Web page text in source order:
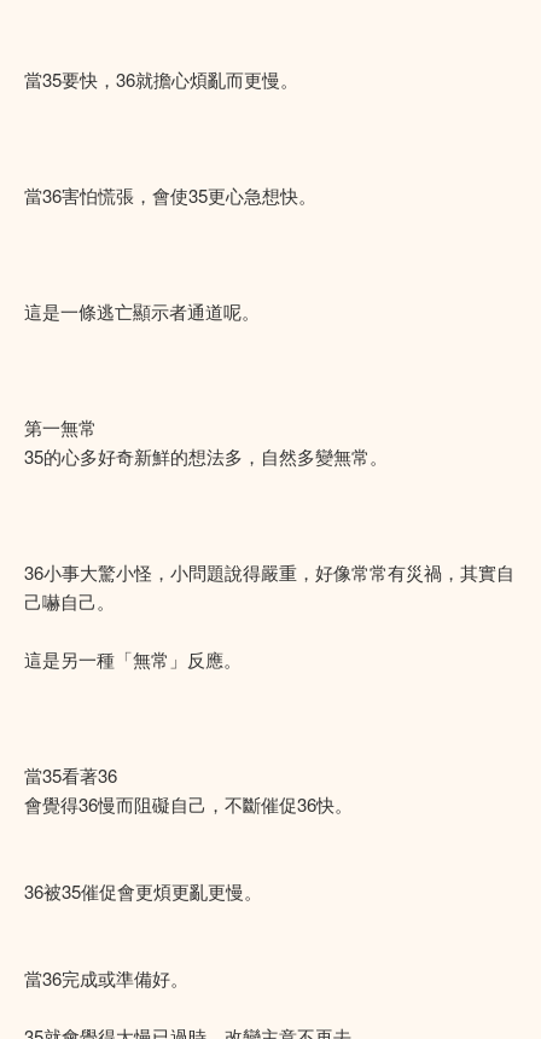
當35要快，36就擔心煩亂而更慢。
當36害怕慌張，會使35更心急想快。
這是一條逃亡顯示者通道呢。
第一無常
35的心多好奇新鮮的想法多，自然多變無常。
36小事大驚小怪，小問題說得嚴重，好像常常有災禍，其實自
己嚇自己。
這是另一種「無常」反應。
當35看著36
會覺得36慢而阻礙自己，不斷催促36快。
36被35催促會更煩更亂更慢。
當36完成或準備好。